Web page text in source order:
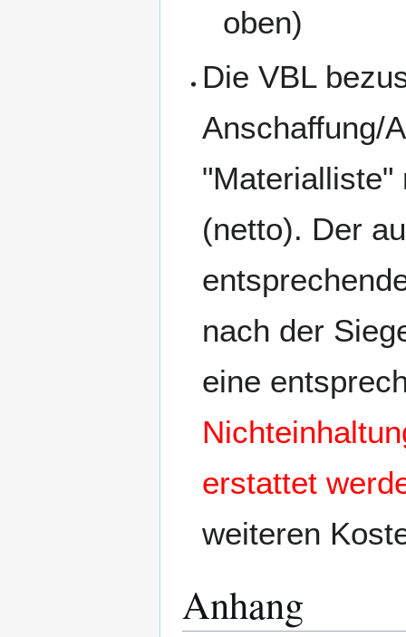
oben)
Die VBL
Anschaffung/
"Materialliste"
(netto). Der
nach der
eine
erstattet
weiteren
Anhang